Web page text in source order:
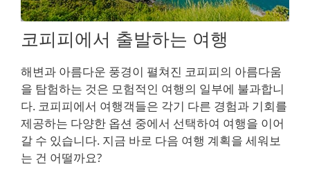
코피피에서 출발하는 여행
해변과 아름다운 풍경이 펼쳐진 코피피의 아름다움
을 탐험하는 것은 모험적인 여행의 일부에 불과합니
다. 코피피에서 여행객들은 각기 다른 경험과 기회를
제공하는 다양한 옵션 중에서 선택하여 여행을 이어
갈 수 있습니다. 지금 바로 다음 여행 계획을 세워보
는 건 어떨까요?